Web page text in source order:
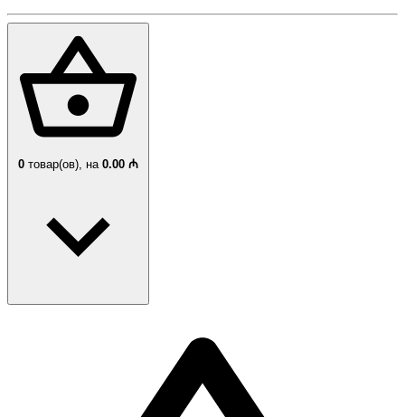
0 товар(ов), на 0.00 ₼